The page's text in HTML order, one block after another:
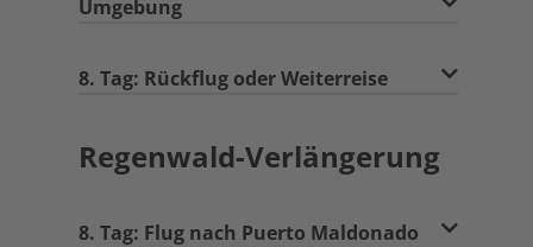
Umgebung
8. Tag: Rückflug oder Weiterreise
Regenwald-Verlängerung
8. Tag: Flug nach Puerto Maldonado